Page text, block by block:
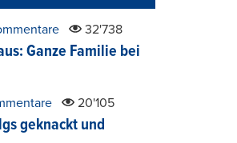
32'738
Ganze Familie bei
20'105
geknackt und